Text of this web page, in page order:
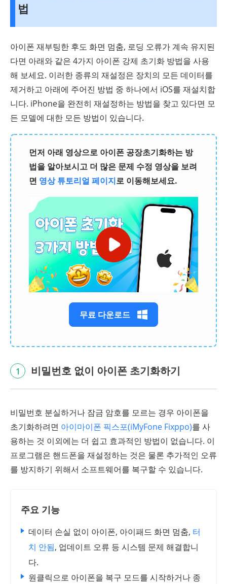
법
아이폰 재부팅한 후도 화면 멈춤, 로딩 오류가 계속 유지된
다면 아래와 같은 4가지 아이폰 강제 초기화 방법을 사용
해 보세요. 이러한 종류의 재설정은 장치의 모든 데이터를
제거하고 아래에 주어진 방법 중 하나에서 iOS를 재설치합
니다. iPhone을 완전히 재설정하는 방법을 찾고 있다면 모
든 모델에 대한 모든 방법이 있습니다.
먼저 아래 영상으로 아이폰 공장초기화하는 방
법을 알아보시고 더 많은 문제 수정 영상을 보려
면 영상 튜토리얼 페이지로 이동해보세요.
무료 다운로드
1 비밀번호 없이 아이폰 초기화하기
비밀번호 분실하거나 잠금 암호를 모르는 경우 아이폰을
초기화하려면 아이마이폰 픽스포(iMyFone Fixppo)를 사
용하는 것 이외에는 더 쉽고 효과적인 방법이 없습니다. 이
프로그램은 핸드폰을 재설정하는 것은 물론 추가적인 오류
를 방지하기 위해서 소프트웨어를 복구할 수 있습니다.
주요 기능
데이터 손실 없이 아이폰, 아이패드 화면 멈춤, 터
치 안됨, 업데이트 오류 등 시스템 문제 해결합니
다.
원클릭으로 아이폰을 복구 모드를 시작하거나 종